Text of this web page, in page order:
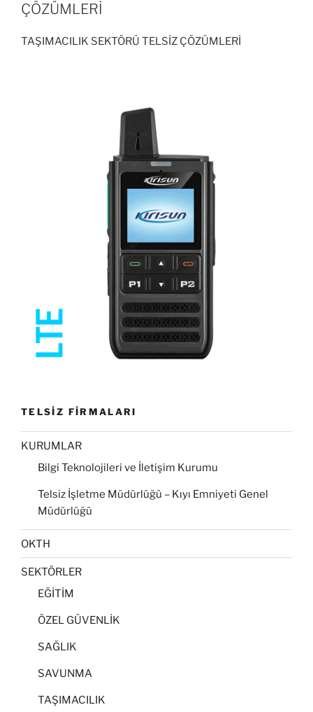
ÇÖZÜMLERİ
TAŞIMACILIK SEKTÖRÜ TELSİZ ÇÖZÜMLERİ
TELSİZ FİRMALARI
KURUMLAR
Bilgi Teknolojileri ve İletişim Kurumu
Telsiz İşletme Müdürlüğü – Kıyı Emniyeti Genel
Müdürlüğü
OKTH
SEKTÖRLER
EĞİTİM
ÖZEL GÜVENLİK
SAĞLIK
SAVUNMA
TAŞIMACILIK